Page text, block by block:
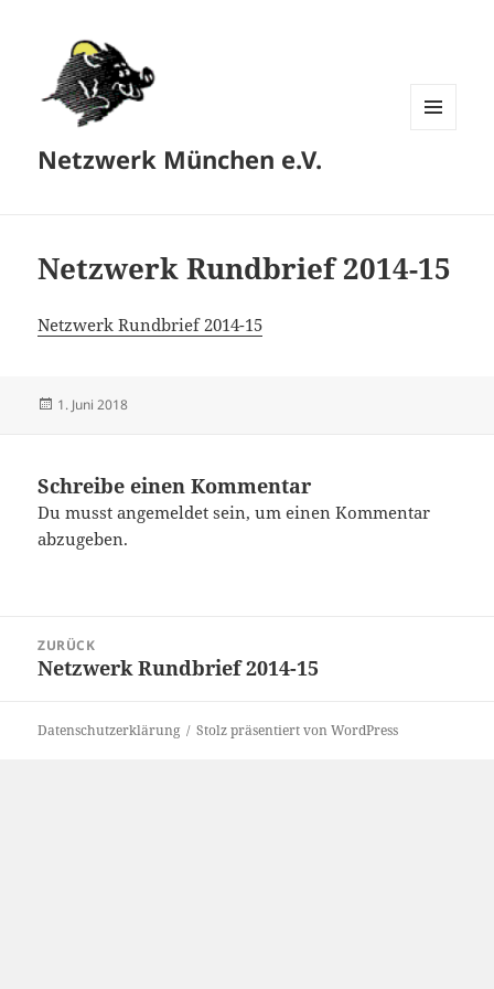
Netzwerk München e.V.
Netzwerk Rundbrief 2014-15
Netzwerk Rundbrief 2014-15
Veröffentlicht
1. Juni 2018
Schreibe einen Kommentar
Du musstangemeldet sein, um einen Kommentar
abzugeben.
ZURÜCK
Vorheriger
Netzwerk Rundbrief 2014-15
Datenschutzerklärung Stolz präsentiert von WordPress